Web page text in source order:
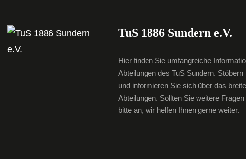
TuS 1886 Sundern e.V.
Hier finden Sie umfangreiche
Abteilungen des TuS Sundern.
und informieren Sie sich über das
Abteilungen. Sollten Sie weitere
bitte an, wir helfen Ihnen gerne weiter.